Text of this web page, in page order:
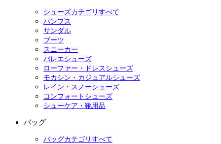
シューズカテゴリすべて
パンプス
サンダル
ブーツ
スニーカー
バレエシューズ
ローファー・ドレスシューズ
モカシン・カジュアルシューズ
レイン・スノーシューズ
コンフォートシューズ
シューケア・靴用品
バッグ
バッグカテゴリすべて